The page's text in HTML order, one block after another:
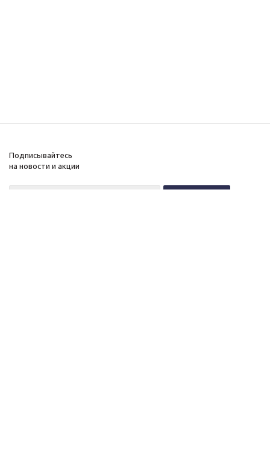
Подписывайтесь
на новости и акции